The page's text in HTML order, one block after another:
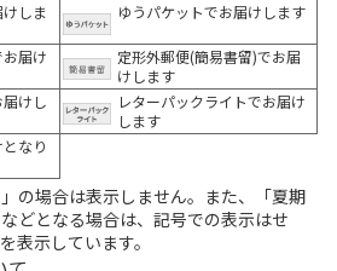
しま
ゆうパケットでお届けします
届け
定形外郵便(簡易書留)でお届
けします
けし
レターパックライトでお届け
します
なり
の場合は表示しません。また、「夏期
どとなる場合は、記号での表示はせ
表示しています。